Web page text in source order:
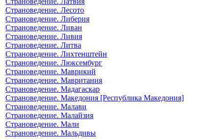
Страноведение. Лесото
Страноведение. Либерия
Страноведение. Ливан
Страноведение. Ливия
Страноведение. Литва
Страноведение. Лихтенштейн
Страноведение. Люксембург
Страноведение. Маврикий
Страноведение. Мавритания
Страноведение. Мадагаскар
Страноведение. Македония [Республика Македония]
Страноведение. Малави
Страноведение. Малайзия
Страноведение. Мали
Страноведение. Мальдивы